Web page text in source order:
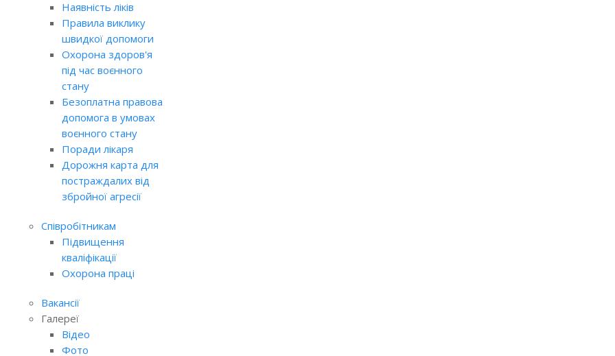
Наявність ліків
Правила виклику
швидкої допомоги
Охорона здоров'я
під час воєнного
стану
Безоплатна правова
допомога в умовах
воєнного стану
Поради лікаря
Дорожня карта для
постраждалих від
збройної агресії
Співробітникам
Підвищення
кваліфікації
Охорона праці
Вакансії
Галереї
Відео
Фото